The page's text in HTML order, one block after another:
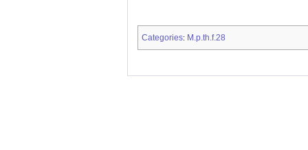
Categories: M.p.th.f.28